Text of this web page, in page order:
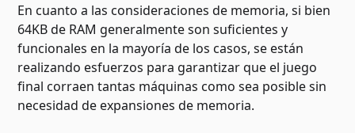
En cuanto a las consideraciones de memoria, si bien
64KB de RAM generalmente son suficientes y
funcionales en la mayoría de los casos, se están
realizando esfuerzos para garantizar que el juego
final corraen tantas máquinas como sea posible sin
necesidad de expansiones de memoria.